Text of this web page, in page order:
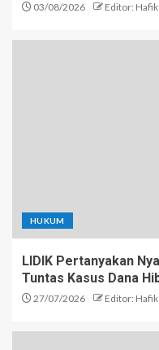
03/08/2026 Editor:
HUKUM
LIDIK Pertanyakan
Tuntas Kasus Dana
27/07/2026 Editor: